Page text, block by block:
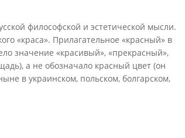
философской и эстетической мысли.
«краса». Прилагательное «красный» в
значение «красивый», «прекрасный»,
а не обозначало красный цвет (он
в украинском, польском, болгарском,